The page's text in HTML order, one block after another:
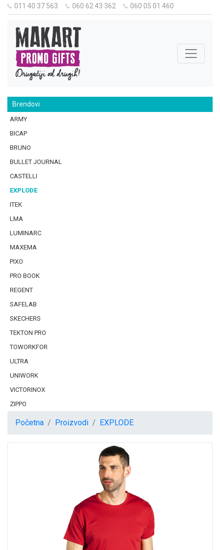
011 40 37 563 060 62 43 362 060 05 01 460
Brendovi
ARMY
BICAP
BRUNO
BULLET JOURNAL
CASTELLI
EXPLODE
ITEK
LMA
LUMINARC
MAXEMA
PIXO
PRO BOOK
REGENT
SAFELAB
SKECHERS
TEKTON PRO
TOWORKFOR
ULTRA
UNIWORK
VICTORINOX
ZIPPO
Početna Proizvodi EXPLODE